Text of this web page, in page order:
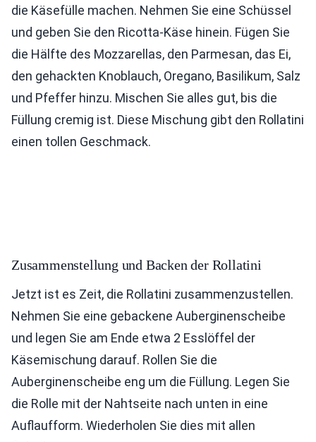
die Käsefülle machen. Nehmen Sie eine Schüssel
und geben Sie den Ricotta-Käse hinein. Fügen Sie
die Hälfte des Mozzarellas, den Parmesan, das Ei,
den gehackten Knoblauch, Oregano, Basilikum, Salz
und Pfeffer hinzu. Mischen Sie alles gut, bis die
Füllung cremig ist. Diese Mischung gibt den Rollatini
einen tollen Geschmack.
Zusammenstellung und Backen der Rollatini
Jetzt ist es Zeit, die Rollatini zusammenzustellen.
Nehmen Sie eine gebackene Auberginenscheibe
und legen Sie am Ende etwa 2 Esslöffel der
Käsemischung darauf. Rollen Sie die
Auberginenscheibe eng um die Füllung. Legen Sie
die Rolle mit der Nahtseite nach unten in eine
Auflaufform. Wiederholen Sie dies mit allen